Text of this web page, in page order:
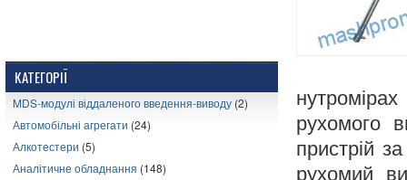
КАТЕГОРІЇ
MDS-модулі віддаленого введення-виводу (2)
Автомобільні агрегати (24)
Алкотестери (5)
Аналітичне обладнання (148)
рухомого
пристрій
рухомий